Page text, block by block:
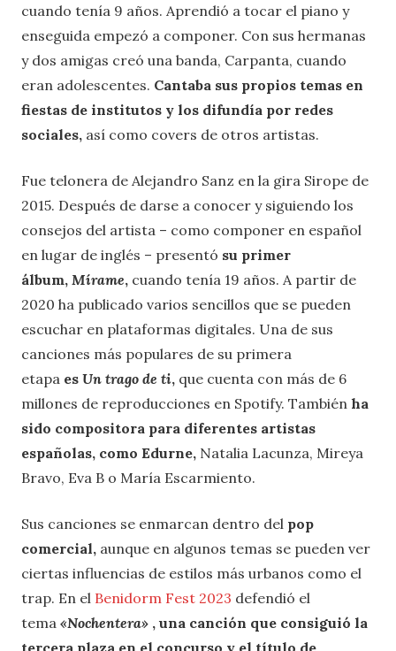
cuando tenía 9 años. Aprendió a tocar el piano y
enseguida empezó a componer. Con sus hermanas
y dos amigas creó una banda, Carpanta, cuando
eran adolescentes. Cantaba sus propios temas en
fiestas de institutos y los difundía por redes
sociales, así como covers de otros artistas.
Fue telonera de Alejandro Sanz en la gira Sirope de
2015. Después de darse a conocer y siguiendo los
consejos del artista – como componer en español
en lugar de inglés – presentó su primer
álbum, Mírame, cuando tenía 19 años. A partir de
2020 ha publicado varios sencillos que se pueden
escuchar en plataformas digitales. Una de sus
canciones más populares de su primera
etapa es Un trago de ti, que cuenta con más de 6
millones de reproducciones en Spotify. También ha
sido compositora para diferentes artistas
españolas, como Edurne, Natalia Lacunza, Mireya
Bravo, Eva B o María Escarmiento.
Sus canciones se enmarcan dentro del pop
comercial, aunque en algunos temas se pueden ver
ciertas influencias de estilos más urbanos como el
trap. En el Benidorm Fest 2023 defendió el
tema «Nochentera» , una canción que consiguió la
tercera plaza en el concurso y el título de